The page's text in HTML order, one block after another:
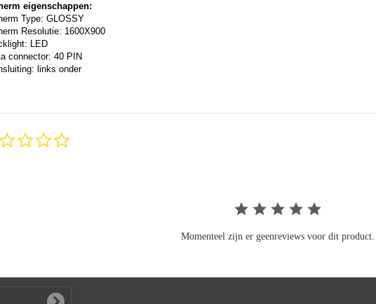
eigenschappen:
Type: GLOSSY
Resolutie: 1600X900
LED
connector: 40 PIN
links onder
Momenteel zijn er geenreviews voor dit product.